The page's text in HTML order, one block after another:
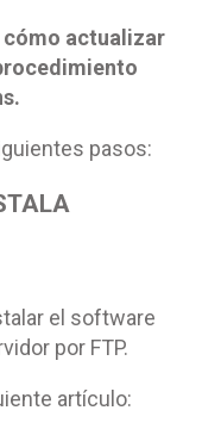
cómo actualizar
pasos:
el software
por FTP.
artículo: